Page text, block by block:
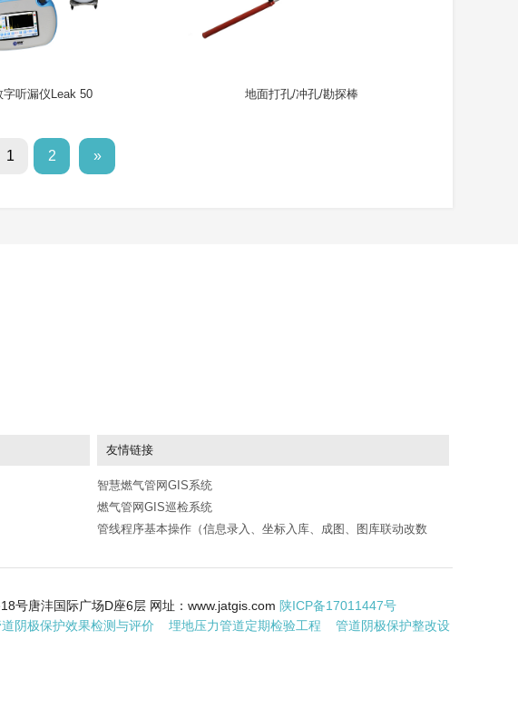
字听漏仪Leak 50 地面打孔/冲孔/勘探棒
1 2 »
友情链接
智慧燃气管网GIS系统
燃气管网GIS巡检系统
管线程序基本操作（信息录入、坐标入库、成图、图库联动改数
号唐沣国际广场D座6层 网址：www.jatgis.com 陕ICP备17011447号
阴极保护效果检测与评价 埋地压力管道定期检验工程
管道阴极保护整改设